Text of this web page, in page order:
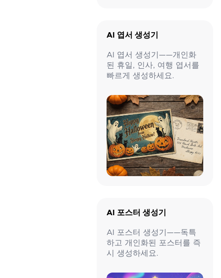
AI 엽서 생성기
AI 엽서 생성기——개인화
된 휴일, 인사, 여행 엽서를
빠르게 생성하세요.
AI 포스터 생성기
AI 포스터 생성기——독특
하고 개인화된 포스터를 즉
시 생성하세요.